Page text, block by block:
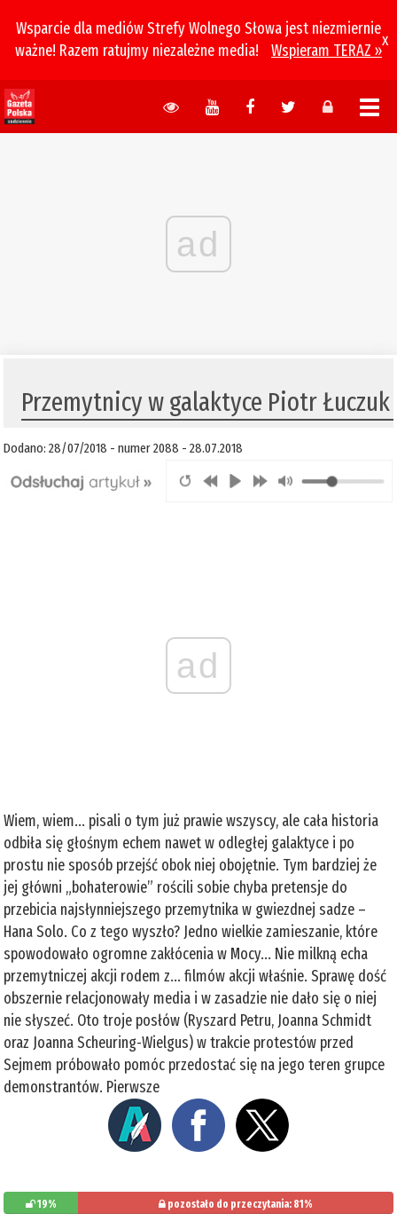
Wsparcie dla mediów Strefy Wolnego Słowa jest niezmiernie
ważne! Razem ratujmy niezależne media!
Wspieram TERAZ »
x
ad
Przemytnicy w galaktyce Piotr Łuczuk
Dodano: 28/07/2018 - numer 2088 - 28.07.2018
ad
Wiem, wiem... pisali o tym już prawie wszyscy, ale cała historia
odbiła się głośnym echem nawet w odległej galaktyce i po
prostu nie sposób przejść obok niej obojętnie. Tym bardziej że
jej główni „bohaterowie” rościli sobie chyba pretensje do
przebicia najsłynniejszego przemytnika w gwiezdnej sadze –
Hana Solo. Co z tego wyszło? Jedno wielkie zamieszanie, które
spowodowało ogromne zakłócenia w Mocy... Nie milkną echa
przemytniczej akcji rodem z... filmów akcji właśnie. Sprawę dość
obszernie relacjonowały media i w zasadzie nie dało się o niej
nie słyszeć. Oto troje posłów (Ryszard Petru, Joanna Schmidt
oraz Joanna Scheuring-Wielgus) w trakcie protestów przed
Sejmem próbowało pomóc przedostać się na jego teren grupce
demonstrantów. Pierwsze
19% pozostało do przeczytania: 81%